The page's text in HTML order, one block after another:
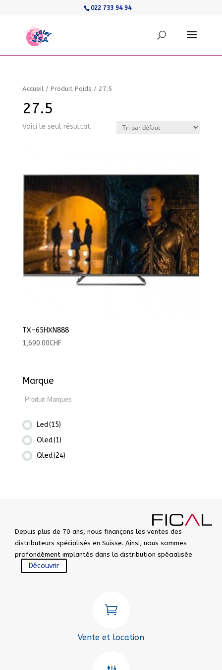
022 733 94 94
Accueil/ Produit Poids / 27.5
27.5
Voici le seul résultat
TX-65HXN888
1,690.00CHF
Marque
Led(15)
Oled(1)
Qled(24)
Depuis plus de 70 ans, nous finançons les ventes des
distributeurs spécialisés en Suisse. Ainsi, nous sommes
profondément implantés dans la distribution spécialisée
Découvrir

Vente et location